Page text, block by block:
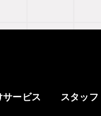
サービス スタッフ